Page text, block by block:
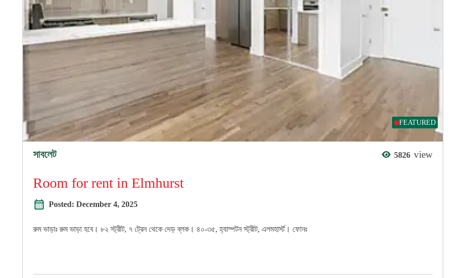
FEATURED
সাবলেট 5826 view
Room for rent in Elmhurst
Posted: December 4, 2025
রুম ভাড়াঃ রুম ভাড়া হবে। ৮২ স্ট্রীট, ৭ ট্রেন থেকে দেড় ব্লক। ৪০-৩৫, হ্যাম্পটন স্ট্রীট, এলমহার্স্ট। ফোনঃ